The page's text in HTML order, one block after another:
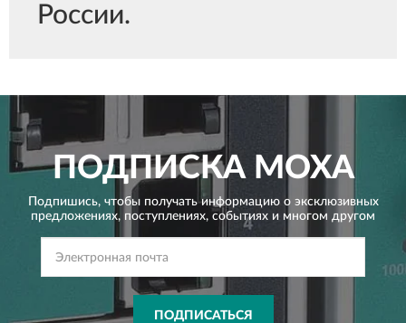
России.
ПОДПИСКАMOXA
Подпишись, чтобы получать информацию о эксклюзивных
предложениях, поступлениях, событиях и многом другом
ПОДПИСАТЬСЯ